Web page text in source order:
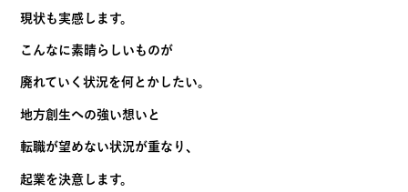
現状も実感します。
こんなに素晴らしいものが
廃れていく状況を何とかしたい。
地方創生への強い想いと
転職が望めない状況が重なり、
起業を決意します。